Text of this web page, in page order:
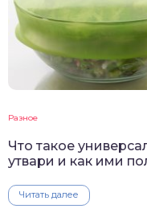
Разное
Что такое
утвари и как ими
Читать далее